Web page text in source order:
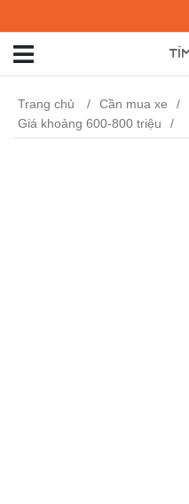
Trang chủ Cần mua xe
Giá khoảng 600-800 triệu